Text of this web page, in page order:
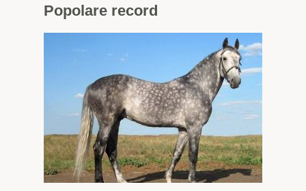
Popolarerecord